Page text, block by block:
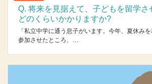
Q. 将来を見据えて、子どもを留学さ
どのくらいかかりますか?
「私立中学に通う息子がいます。今年、夏休み
参加させたところ、…